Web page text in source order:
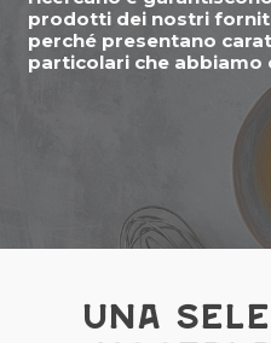
prodotti dei nostri
perché presentano
particolari che abbiamo
UNA